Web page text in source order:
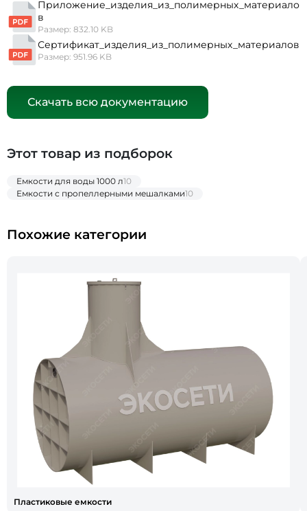
Приложение_изделия_из_полимерных_материало
в
Размер: 832.10 KB
Сертификат_изделия_из_полимерных_материалов
Размер: 951.96 KB
Скачать всю документацию
Этот товар из подборок
Емкости для воды 1000 л10
Емкости с пропеллерными мешалками10
Похожие категории
Пластиковые емкости